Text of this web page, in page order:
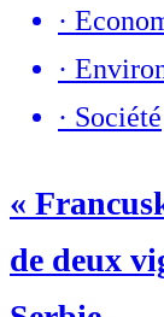
·
·
· Société
«
de deux